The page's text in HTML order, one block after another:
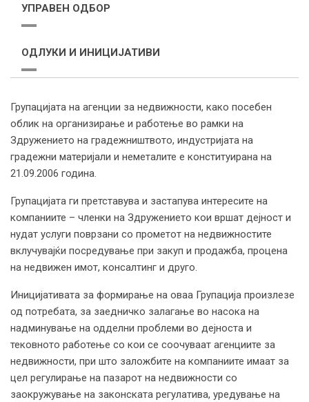
УПРАВЕН ОДБОР
ОДЛУКИ И ИНИЦИЈАТИВИ
Групацијата на агенции за недвижности, како посебен
облик на организирање и работење во рамки на
Здружението на градежништвото, индустријата на
градежни материјали и неметалите е конституирана на
21.09.2006 година.
Групацијата ги претставува и застапува интересите на
компаниите – членки на Здружението кои вршат дејност и
нудат услуги поврзани со прометот на недвижностите
вклучувајќи посредување при закуп и продажба, процена
на недвижен имот, консалтинг и друго.
Иницијативата за формирање на оваа Групација произлезе
од потребата, за заедничко залагање во насока на
надминување на одделни проблеми во дејноста и
тековното работење со кои се соочуваат агенциите за
недвижности, при што заложбите на компаниите имаат за
цел регулирање на пазарот на недвижности со
заокружување на законската регулатива, уредување на